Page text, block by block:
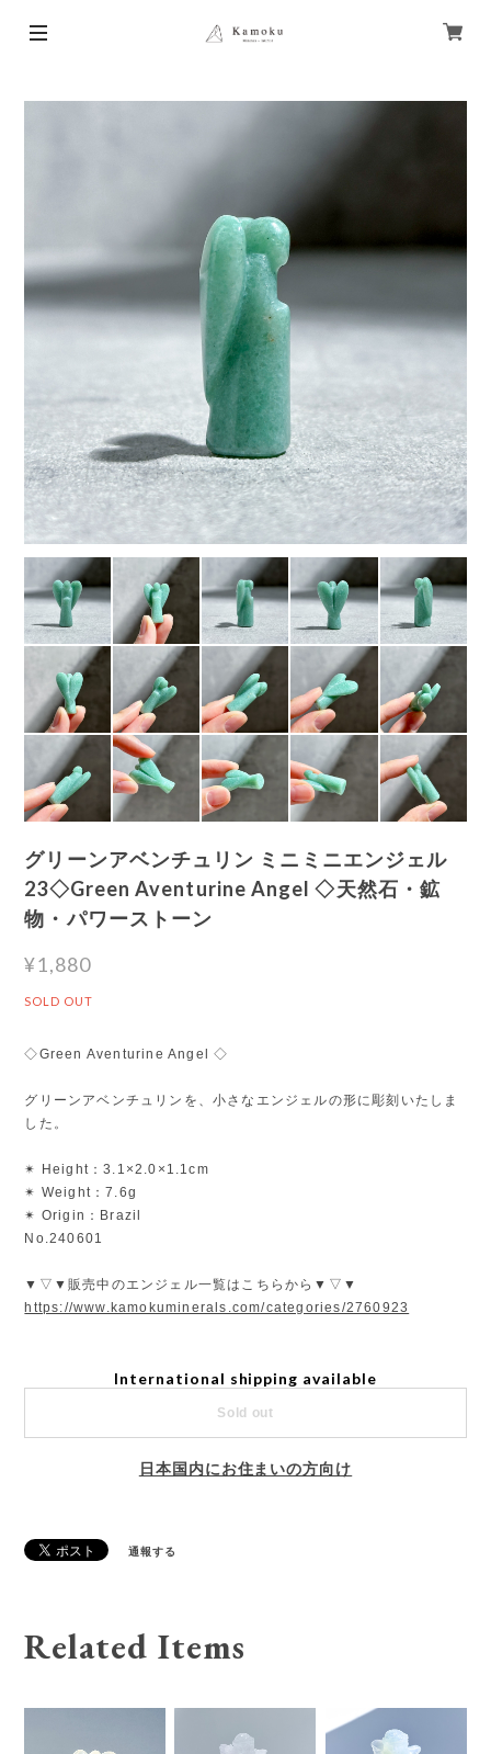
グリーンアベンチュリン ミニミニエンジェル
23◇Green Aventurine Angel ◇天然石・鉱
物・パワーストーン
¥1,880
SOLD OUT
◇Green Aventurine Angel ◇
グリーンアベンチュリンを、小さなエンジェルの形に彫刻いたしま
した。
✴︎ Height：3.1×2.0×1.1cm
✴︎ Weight：7.6g
✴︎ Origin：Brazil
No.240601
▼▽▼販売中のエンジェル一覧はこちらから▼▽▼
https://www.kamokuminerals.com/categories/2760923
International shipping available
Sold out
日本国内にお住まいの方向け
通報する
Related Items